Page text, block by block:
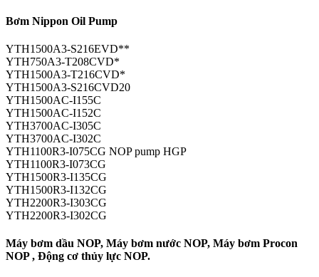
Bơm Nippon Oil Pump
YTH1500A3-S216EVD**
YTH750A3-T208CVD*
YTH1500A3-T216CVD*
YTH1500A3-S216CVD20
YTH1500AC-I155C
YTH1500AC-I152C
YTH3700AC-I305C
YTH3700AC-I302C
YTH1100R3-I075CG NOP pump HGP
YTH1100R3-I073CG
YTH1500R3-I135CG
YTH1500R3-I132CG
YTH2200R3-I303CG
YTH2200R3-I302CG
Máy bơm dầu NOP, Máy bơm nước NOP, Máy bơm Procon
NOP , Động cơ thủy lực NOP.